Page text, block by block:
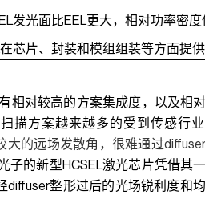
发光面比EEL更大，相对功率密
在芯片、封装和模组组装等方面提
相对较高的方案集成度，以及相
描方案越来越多的受到传感行
大的远场发散角，很难通过
子的新型HCSEL激光芯片凭借其
diffuser整形过后的光场锐利度和